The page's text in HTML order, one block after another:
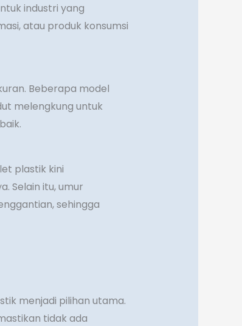
industri yang
atau produk konsumsi
Beberapa model
melengkung untuk
plastik kini
Selain itu, umur
sehingga
menjadi pilihan utama.
tidak ada